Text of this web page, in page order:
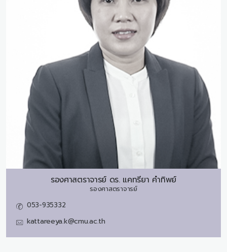
รองศาสตราจารย์ ดร. แคทรียา คำทิพย์
รองศาสตราจารย์
053-935332
kattareeya.k@cmu.ac.th